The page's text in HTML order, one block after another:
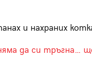
и нахраних
да си тръгна…